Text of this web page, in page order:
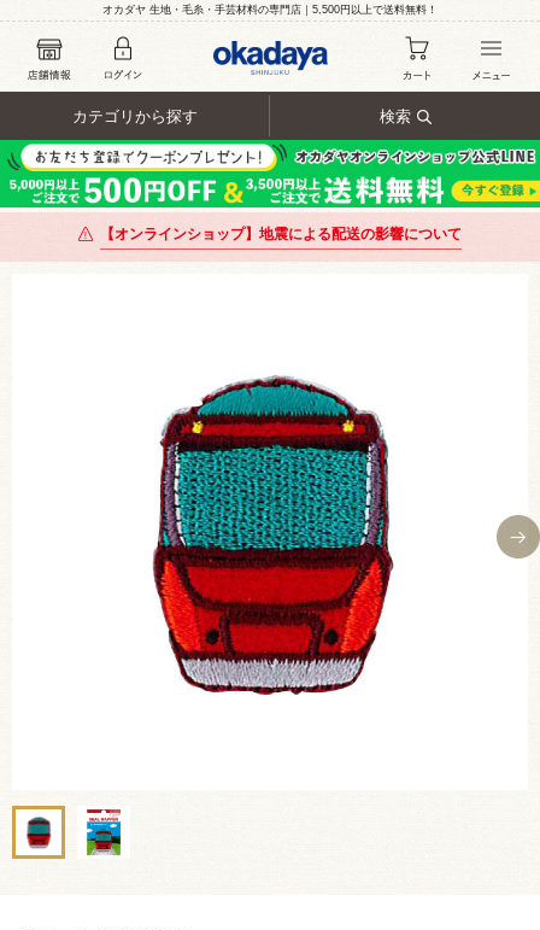
オカダヤ 生地・毛糸・手芸材料の専門店｜5,500円以上で送料無料！
カテゴリから探す 検索
【オンラインショップ】地震による配送の影響について